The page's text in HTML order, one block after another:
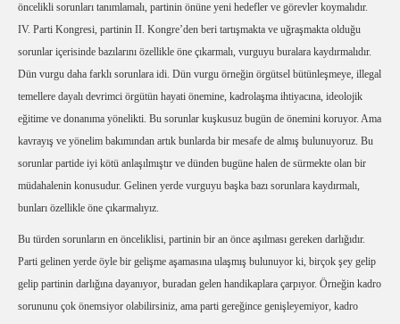
öncelikli sorunları tanımlamalı, partinin önüne yeni hedefler ve görevler koymalıdır.
IV. Parti Kongresi, partinin II. Kongre’den beri tartışmakta ve uğraşmakta olduğu
sorunlar içerisinde bazılarını özellikle öne çıkarmalı, vurguyu buralara kaydırmalıdır.
Dün vurgu daha farklı sorunlara idi. Dün vurgu örneğin örgütsel bütünleşmeye, illegal
temellere dayalı devrimci örgütün hayati önemine, kadrolaşma ihtiyacına, ideolojik
eğitime ve donanıma yönelikti. Bu sorunlar kuşkusuz bugün de önemini koruyor. Ama
kavrayış ve yönelim bakımından artık bunlarda bir mesafe de almış bulunuyoruz. Bu
sorunlar partide iyi kötü anlaşılmıştır ve dünden bugüne halen de sürmekte olan bir
müdahalenin konusudur. Gelinen yerde vurguyu başka bazı sorunlara kaydırmalı,
bunları özellikle öne çıkarmalıyız.
Bu türden sorunların en önceliklisi, partinin bir an önce aşılması gereken darlığıdır.
Parti gelinen yerde öyle bir gelişme aşamasına ulaşmış bulunuyor ki, birçok şey gelip
gelip partinin darlığına dayanıyor, buradan gelen handikaplara çarpıyor. Örneğin kadro
sorununu çok önemsiyor olabilirsiniz, ama parti gereğince genişleyemiyor, kadro